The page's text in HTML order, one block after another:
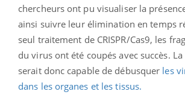
chercheurs ont pu visualiser la
ainsi suivre leur élimination en temps
seul traitement de CRISPR/Cas9, les
du virus ont été coupés avec succès.
serait donc capable de débusquer les
dans les organes et les tissus.